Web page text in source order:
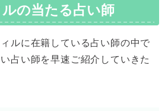
の当たる占い師
ルに在籍している占い師の中で
占い師を早速ご紹介していきた